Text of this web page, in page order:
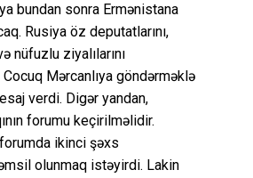
bundan sonra Ermənistana
Rusiya öz deputatlarını,
nüfuzlu ziyalılarını
Mərcanlıya göndərməklə
verdi. Digər yandan,
forumu keçirilməlidir.
ikinci şəxs
olunmaq istəyirdi. Lakin